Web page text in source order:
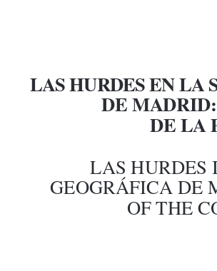
LAS HURDES EN LA
DE
DE LA
LAS HURDES
GEOGRÁFICA DE
OF THE